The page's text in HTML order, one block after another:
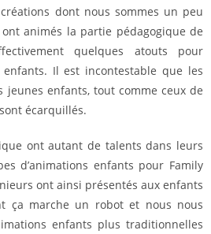
dont nous sommes un peu
animés la partie pédagogique de
quelques atouts pour
enfants. Il est incontestable que les
jeunes enfants, tout comme ceux de
écarquillés.
ont autant de talents dans leurs
d’animations enfants pour Family
ont ainsi présentés aux enfants
ça marche un robot et nous nous
enfants plus traditionnelles